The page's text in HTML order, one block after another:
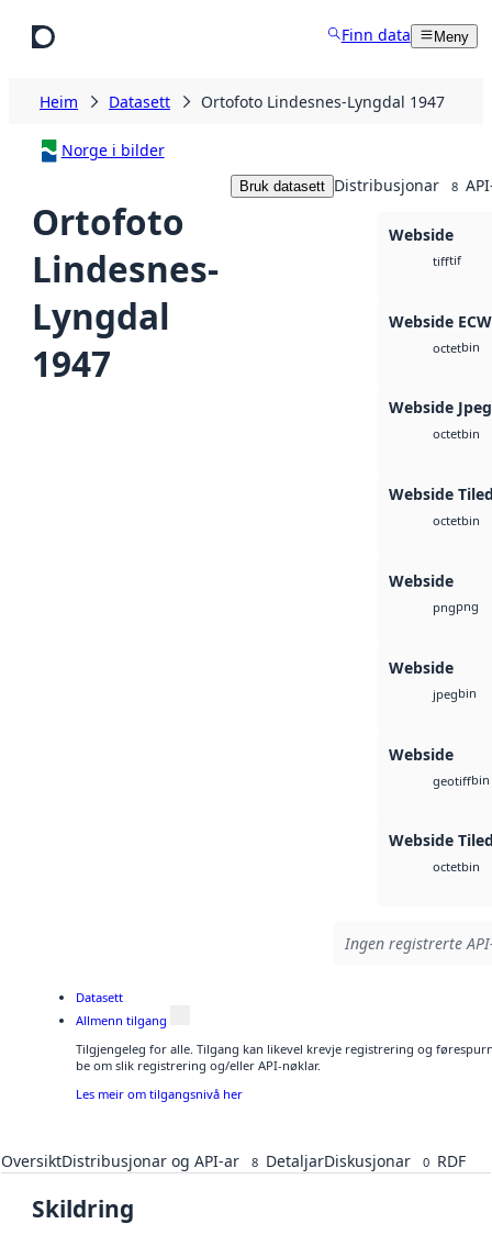
Finn data Meny
Heim Datasett Ortofoto Lindesnes-Lyngdal 1947
Norge i bilder
Ortofoto
Lindesnes-
Lyngdal
1947
Bruk datasett Distribusjonar 8
Webside
tifftif
Webside ECW
octetbin
Webside
octetbin
Webside
octetbin
Webside
pngpng
Webside
jpegbin
Webside
geotiffbin
Webside
octetbin
Ingen registrerte
Datasett
Allmenn tilgang
Tilgjengeleg for alle. Tilgang kan likevel krevje registrering og
be om slik registrering og/eller API-nøklar.
Les meir om tilgangsnivå her
OversiktDistribusjonar og API-ar 8 DetaljarDiskusjonar 0 RDF
Skildring